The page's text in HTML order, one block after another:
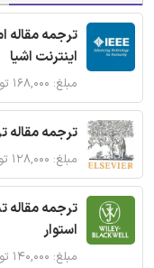
اینترنت اشیا
مبلغ: ۱۶۸,۰۰۰ تومان
ترجمه
مبلغ: ۱۲۸,۰۰۰ تومان
ترجمه مقاله
استوار
مبلغ: ۱۴۰,۰۰۰ تومان